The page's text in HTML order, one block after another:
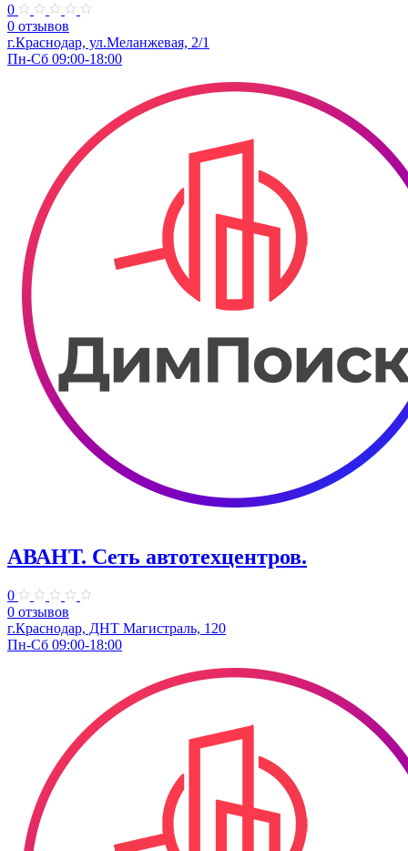
0
0 отзывов
​г.Краснодар, ул.Меланжевая, 2/1
Пн-Сб 09:00-18:00
АВАНТ. ​Сеть автотехцентров.
0
0 отзывов
г.Краснодар, ​ДНТ Магистраль, 120
Пн-Сб 09:00-18:00